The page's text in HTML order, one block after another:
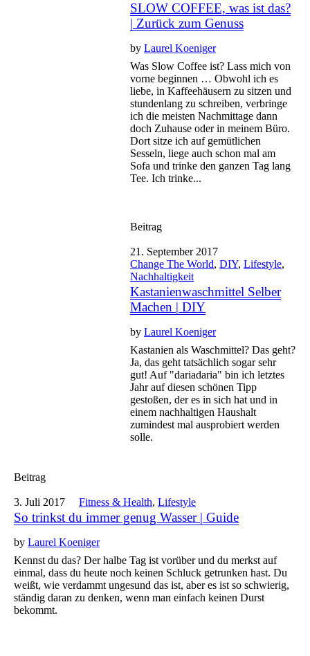
SLOW COFFEE, was ist das?
| Zurück zum Genuss
byLaurel Koeniger
Was Slow Coffee ist? Lass mich von
vorne beginnen … Obwohl ich es
liebe, in Kaffeehäusern zu sitzen und
stundenlang zu schreiben, verbringe
ich die meisten Nachmittage dann
doch Zuhause oder in meinem Büro.
Dort sitze ich auf gemütlichen
Sesseln, liege auch schon mal am
Sofa und trinke den ganzen Tag lang
Tee. Ich trinke...
Beitrag
21. September 2017
Change The World,DIY,Lifestyle,
Nachhaltigkeit
Kastanienwaschmittel Selber
Machen | DIY
byLaurel Koeniger
Kastanien als Waschmittel? Das geht?
Ja, das geht tatsächlich sogar sehr
gut! Auf "dariadaria" bin ich letztes
Jahr auf diesen schönen Tipp
gestoßen, der es in sich hat und in
einem nachhaltigen Haushalt
zumindest mal ausprobiert werden
solle.
Beitrag
3. Juli 2017 Fitness & Health, Lifestyle
So trinkst du immer genug Wasser | Guide
by Laurel Koeniger
Kennst du das? Der halbe Tag ist vorüber und du merkst auf
einmal, dass du heute noch keinen Schluck getrunken hast. Du
weißt, wie verdammt ungesund das ist, aber es ist so schwierig,
ständig daran zu denken, wenn man einfach keinen Durst
bekommt.